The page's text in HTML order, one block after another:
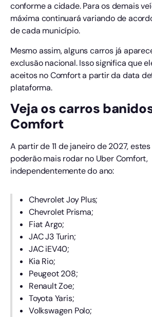
conforme a cidade. Para os demais
máxima continuará variando de
de cada município.
Mesmo assim, alguns carros já
exclusão nacional. Isso significa que
aceitos no Comfort a partir da data
plataforma.
Veja os carros
Comfort
A partir de 11 de janeiro de 2027,
poderão mais rodar no Uber Comfort,
independentemente do ano:
Chevrolet Joy Plus;
Chevrolet Prisma;
Fiat Argo;
JAC J3 Turin;
JAC iEV40;
Kia Rio;
Peugeot 208;
Renault Zoe;
Toyota Yaris;
Volkswagen Polo;